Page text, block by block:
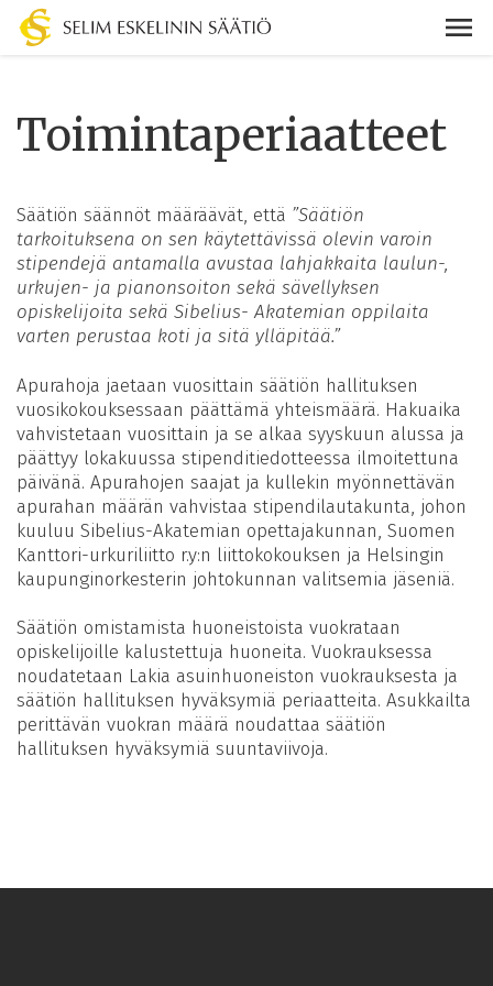
Toimintaperiaatteet
Säätiön säännöt määräävät, että ”Säätiön
tarkoituksena on sen käytettävissä olevin varoin
stipendejä antamalla avustaa lahjakkaita laulun-,
urkujen- ja pianonsoiton sekä sävellyksen
opiskelijoita sekä Sibelius- Akatemian oppilaita
varten perustaa koti ja sitä ylläpitää.”
Apurahoja jaetaan vuosittain säätiön hallituksen
vuosikokouksessaan päättämä yhteismäärä. Hakuaika
vahvistetaan vuosittain ja se alkaa syyskuun alussa ja
päättyy lokakuussa stipenditiedotteessa ilmoitettuna
päivänä. Apurahojen saajat ja kullekin myönnettävän
apurahan määrän vahvistaa stipendilautakunta, johon
kuuluu Sibelius-Akatemian opettajakunnan, Suomen
Kanttori-urkuriliitto r.y:n liittokokouksen ja Helsingin
kaupunginorkesterin johtokunnan valitsemia jäseniä.
Säätiön omistamista huoneistoista vuokrataan
opiskelijoille kalustettuja huoneita. Vuokrauksessa
noudatetaan Lakia asuinhuoneiston vuokrauksesta ja
säätiön hallituksen hyväksymiä periaatteita. Asukkailta
perittävän vuokran määrä noudattaa säätiön
hallituksen hyväksymiä suuntaviivoja.